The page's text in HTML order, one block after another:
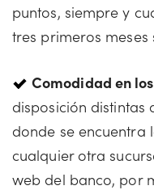
puntos, siempre y
tres primeros meses
Comodidad en
disposición
donde se encuentra
cualquier otra
web del banco, por